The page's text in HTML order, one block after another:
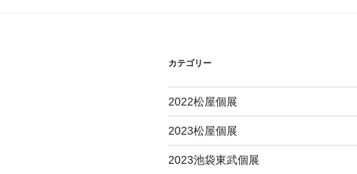
シ
ョ
ン
カテゴリー
2022松屋個展
2023松屋個展
2023池袋東武個展